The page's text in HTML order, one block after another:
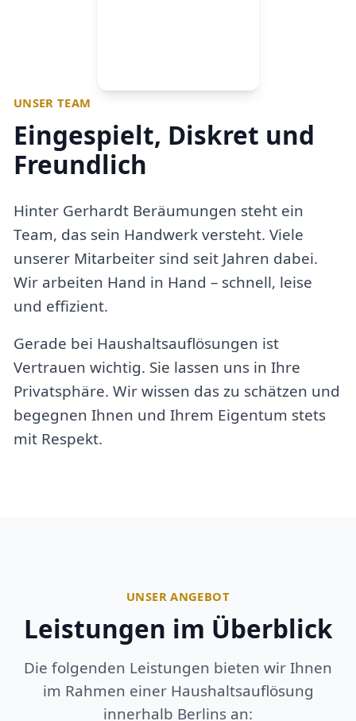
UNSER TEAM
Eingespielt, Diskret und
Freundlich
Hinter Gerhardt Beräumungen steht ein
Team, das sein Handwerk versteht. Viele
unserer Mitarbeiter sind seit Jahren dabei.
Wir arbeiten Hand in Hand – schnell, leise
und effizient.
Gerade bei Haushaltsauflösungen ist
Vertrauen wichtig. Sie lassen uns in Ihre
Privatsphäre. Wir wissen das zu schätzen und
begegnen Ihnen und Ihrem Eigentum stets
mit Respekt.
UNSER ANGEBOT
Leistungen im Überblick
Die folgenden Leistungen bieten wir Ihnen
im Rahmen einer Haushaltsauflösung
innerhalb Berlins an: